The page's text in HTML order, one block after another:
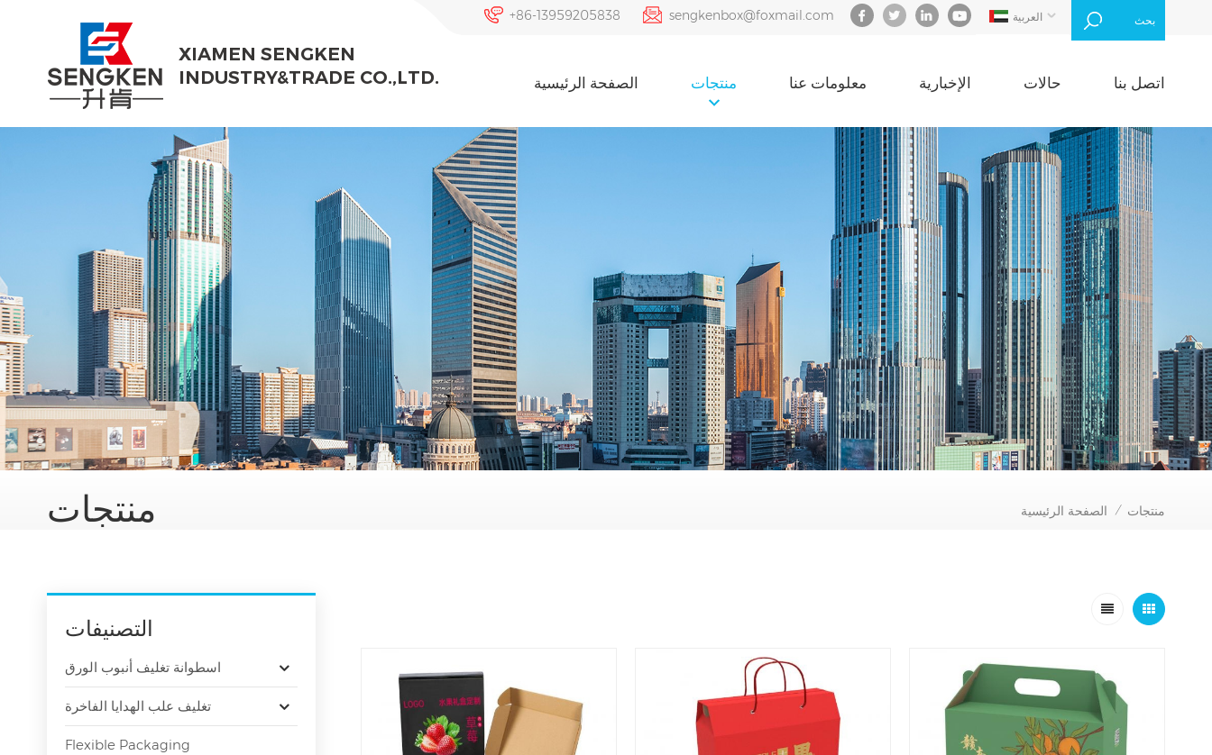
بحث العربية +86-13959205838 sengkenbox@foxmail.com
XIAMEN SENGKEN
INDUSTRY&TRADE CO.,LTD.
الصفحة الرئيسية منتجات معلومات عنا الإخبارية حالات اتصل بنا
منتجات الصفحة الرئيسية / منتجات
التصنيفات
اسطوانة تغليف أنبوب الورق
تغليف علب الهدايا الفاخرة
Flexible Packaging